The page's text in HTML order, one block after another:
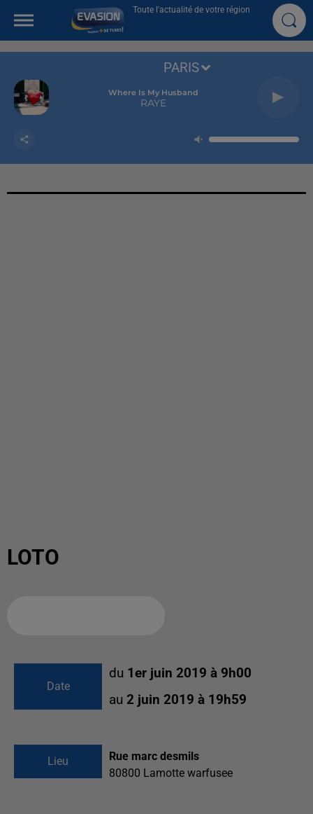
Toute l'actualité de votre région
Where Is My Husband
RAYE
PARIS
LOTO
Date
du 1er juin 2019 à 9h00
au 2 juin 2019 à 19h59
Lieu
Rue marc desmils
80800 Lamotte warfusee